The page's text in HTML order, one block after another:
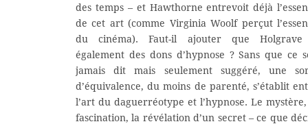
des temps – et Hawthorne entrevoit déjà
de cet art (comme Virginia Woolf perçut
du cinéma). Faut-il ajouter que
également des dons d’hypnose ? Sans que ce
jamais dit mais seulement suggéré, une
d’équivalence, du moins de parenté, s’établit
l’art du daguerréotype et l’hypnose. Le
fascination, la révélation d’un secret – ce que